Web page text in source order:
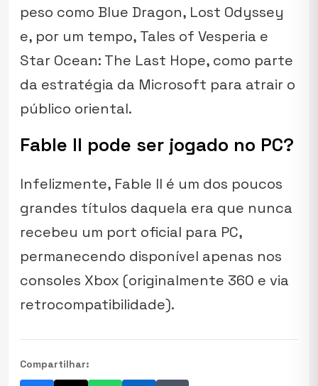
peso como Blue Dragon, Lost Odyssey
e, por um tempo, Tales of Vesperia e
Star Ocean: The Last Hope, como parte
da estratégia da Microsoft para atrair o
público oriental.
Fable II pode ser jogado no PC?
Infelizmente, Fable II é um dos poucos
grandes títulos daquela era que nunca
recebeu um port oficial para PC,
permanecendo disponível apenas nos
consoles Xbox (originalmente 360 e via
retrocompatibilidade).
Compartilhar: